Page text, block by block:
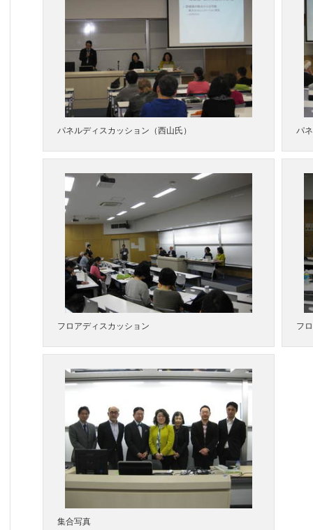
パネルディスカッション（西山氏） パ
フロアディスカッション フ
集合写真